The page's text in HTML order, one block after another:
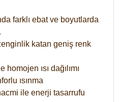
farklı ebat ve boyutlarda
katan geniş renk
ısı dağılımı
ısınma
ile enerji tasarrufu